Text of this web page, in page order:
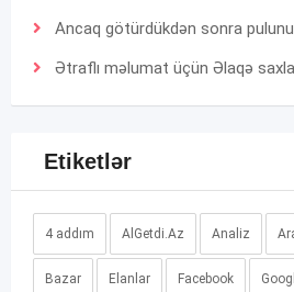
Ancaq götürdükdən sonra
Ətraflı məlumat üçün Əlaqə
Etiketlər
4 addım AlGetdi.Az Analiz
Bazar Elanlar Facebook